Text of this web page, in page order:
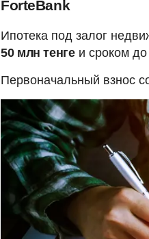
ForteBank
Ипотека под залог
50 млн тенгеи сроком до
Первоначальный взнос